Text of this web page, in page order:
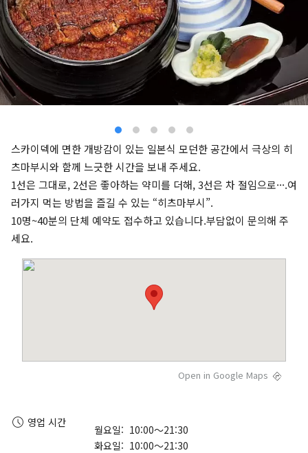
스카이덱에 면한 개방감이 있는 일본식 모던한 공간에서 극상의 히
츠마부시와 함께 느긋한 시간을 보내 주세요.
1선은 그대로, 2선은 좋아하는 약미를 더해, 3선은 차 절임으로···.여
러가지 먹는 방법을 즐길 수 있는 “히츠마부시”.
10명~40분의 단체 예약도 접수하고 있습니다.부담없이 문의해 주
세요.
Open in Google Maps
영업 시간
월요일: 10:00～21:30
화요일: 10:00～21:30